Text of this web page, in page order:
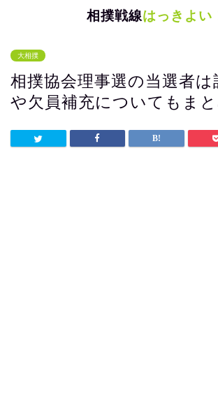
相撲戦線はっきよい
大相撲
相撲協会理事選の当選者は
や欠員補充についてもまと